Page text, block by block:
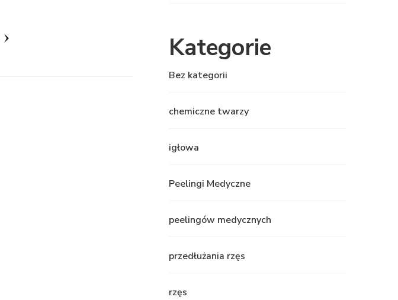
Kategorie
Bez kategorii
chemiczne twarzy
igłowa
Peelingi Medyczne
peelingów medycznych
przedłużania rzęs
rzęs